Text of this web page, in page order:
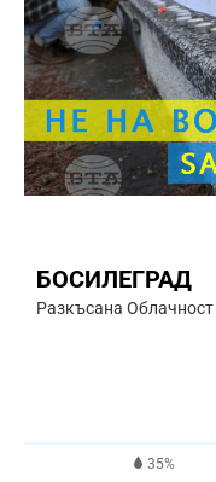
БОСИЛЕГРАД
Разкъсана Облачност
35%